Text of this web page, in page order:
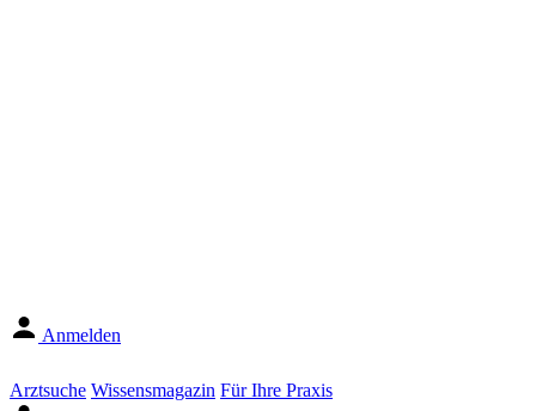
Anmelden
Arztsuche Wissensmagazin Für Ihre Praxis